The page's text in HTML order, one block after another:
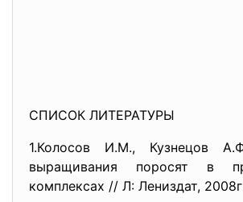
СПИСОК ЛИТЕРАТУРЫ
1.Колосов И.М., Кузнецов
выращивания поросят в
комплексах // Л: Лениздат, 2008г